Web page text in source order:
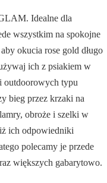
Idealne dla
wszystkim na spokojne
okucia rose gold długo
ich z psiakiem w
outdoorowych typu
bieg przez krzaki na
obroże i szelki w
ich odpowiedniki
polecamy je przede
większych gabarytowo.